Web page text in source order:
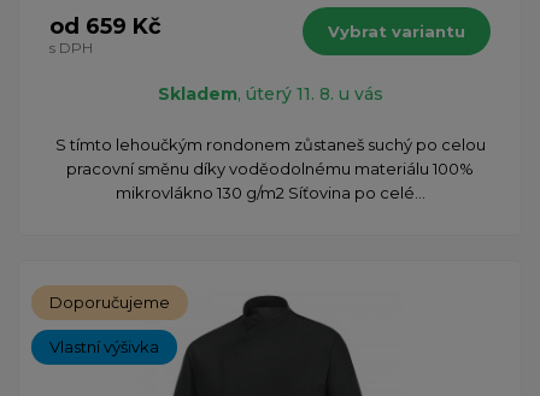
od 659 Kč
s DPH
Vybrat variantu
Skladem, úterý 11. 8. u vás
S tímto lehoučkým rondonem zůstaneš suchý po celou
pracovní směnu díky voděodolnému materiálu 100%
mikrovlákno 130 g/m2 Síťovina po celé...
Doporučujeme
Vlastní výšivka